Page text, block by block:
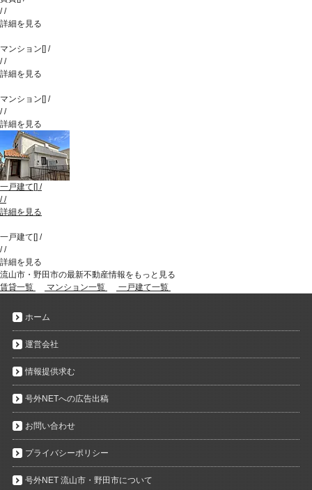
//
詳細を見る
マンション [] /
//
詳細を見る
マンション [] /
//
詳細を見る
一戸建て [] /
//
詳細を見る
一戸建て [] /
//
詳細を見る
流山市・野田市の最新不動産情報をもっと見る
賃貸一覧
マンション一覧 一戸建て一覧
ホーム
運営会社
情報提供求む
号外NETへの広告出稿
お問い合わせ
プライバシーポリシー
号外NET 流山市・野田市について